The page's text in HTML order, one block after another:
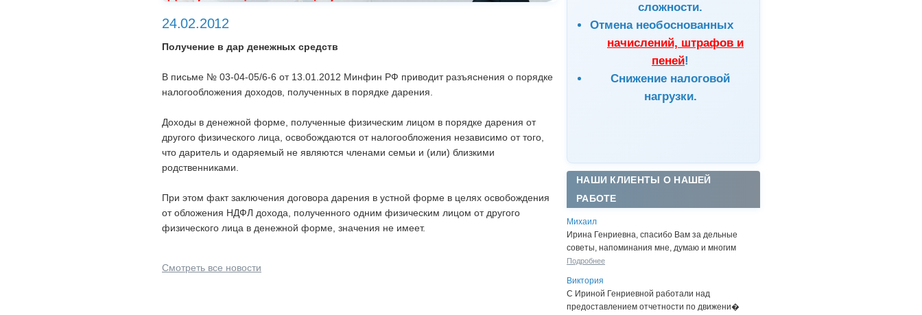
сложности.
Отмена необоснованных
начислений, штрафов и
пеней!
Снижение налоговой
нагрузки.
НАШИ КЛИЕНТЫ О НАШЕЙ
РАБОТЕ
Михаил
Ирина Генриевна, спасибо Вам за дельные
советы, напоминания мне, думаю и многим
Подробнее
Виктория
С Ириной Генриевной работали над
предоставлением отчетности по движени�
24.02.2012
Получение в дар денежных средств
В письме № 03-04-05/6-6 от 13.01.2012 Минфин РФ приводит разъяснения о порядке
налогообложения доходов, полученных в порядке дарения.
Доходы в денежной форме, полученные физическим лицом в порядке дарения от
другого физического лица, освобождаются от налогообложения независимо от того,
что даритель и одаряемый не являются членами семьи и (или) близкими
родственниками.
При этом факт заключения договора дарения в устной форме в целях освобождения
от обложения НДФЛ дохода, полученного одним физическим лицом от другого
физического лица в денежной форме, значения не имеет.
Смотреть все новости